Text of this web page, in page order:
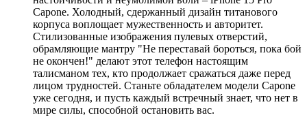
Capone. Холодный, сдержанный дизайн титанового
корпуса воплощает мужественность и авторитет.
Стилизованные изображения пулевых отверстий,
обрамляющие мантру "Не переставай бороться, пока бой
не окончен!" делают этот телефон настоящим
талисманом тех, кто продолжает сражаться даже перед
лицом трудностей. Станьте обладателем модели Capone
уже сегодня, и пусть каждый встречный знает, что нет в
мире силы, способной остановить вас.